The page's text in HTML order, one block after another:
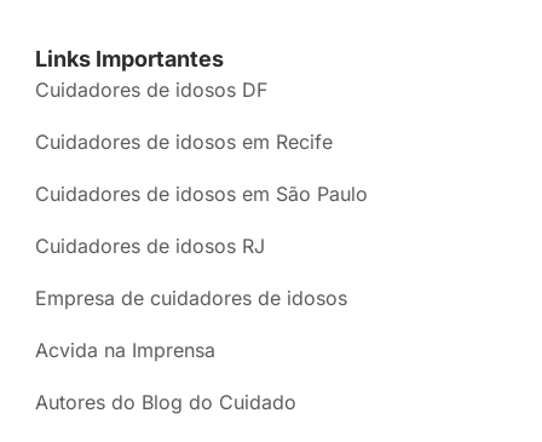
Links Importantes
Cuidadores de idosos DF
Cuidadores de idosos em Recife
Cuidadores de idosos em São Paulo
Cuidadores de idosos RJ
Empresa de cuidadores de idosos
Acvida na Imprensa
Autores do Blog do Cuidado